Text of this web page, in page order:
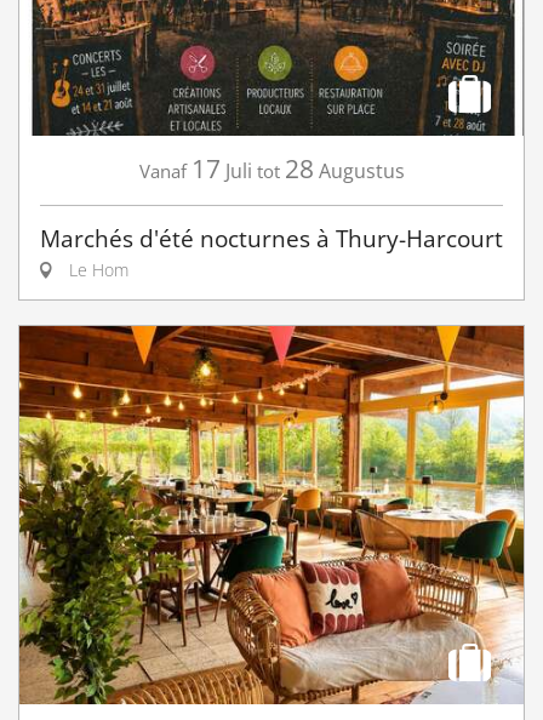
Vanaf 17 Juli tot 28 Augustus
Marchés d'été nocturnes à Thury-Harcourt
Le Hom